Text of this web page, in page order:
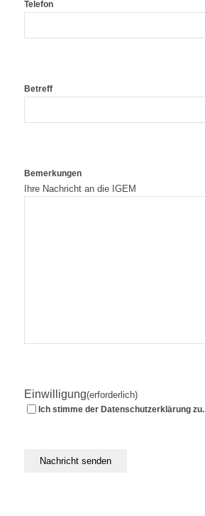
Telefon
Betreff
Bemerkungen
Ihre Nachricht an die IGEM
Einwilligung(erforderlich)
Ich stimme der Datenschutzerklärung zu.